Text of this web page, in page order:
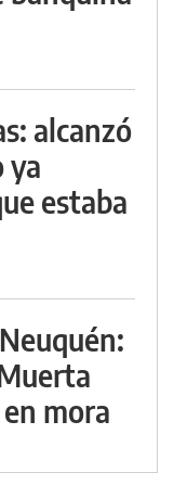
alcanzó
ya
estaba
mora